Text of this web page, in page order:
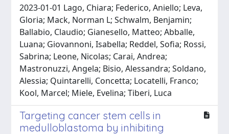
2023-01-01 Lago, Chiara; Federico, Aniello; Leva,
Gloria; Mack, Norman L; Schwalm, Benjamin;
Ballabio, Claudio; Gianesello, Matteo; Abballe,
Luana; Giovannoni, Isabella; Reddel, Sofia; Rossi,
Sabrina; Leone, Nicolas; Carai, Andrea;
Mastronuzzi, Angela; Bisio, Alessandra; Soldano,
Alessia; Quintarelli, Concetta; Locatelli, Franco;
Kool, Marcel; Miele, Evelina; Tiberi, Luca
Targeting cancer stem cells in
medulloblastoma by inhibiting